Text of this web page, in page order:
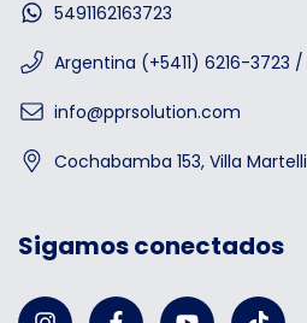
5491162163723
Argentina (+5411) 6216-3723
info@pprsolution.com
Cochabamba 153, Villa
Sigamos conectados